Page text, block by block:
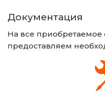
Документация
На все приобретаемое
предоставляем